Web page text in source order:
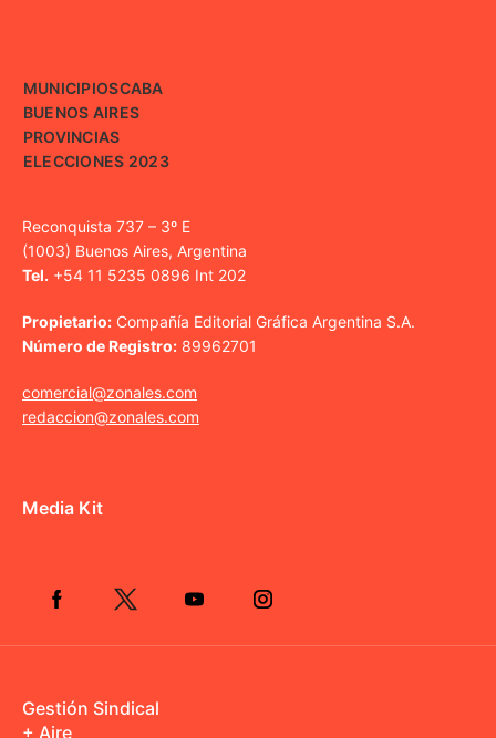
MUNICIPIOSCABA
BUENOS AIRES
PROVINCIAS
ELECCIONES 2023
Reconquista 737 – 3º E
(1003) Buenos Aires, Argentina
Tel. +54 11 5235 0896 Int 202
Propietario: Compañía Editorial Gráfica Argentina S.A.
Número de Registro: 89962701
comercial@zonales.com
redaccion@zonales.com
Media Kit
Gestión Sindical
+ Aire